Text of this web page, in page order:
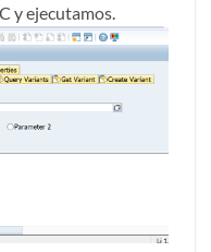
y ejecutamos.